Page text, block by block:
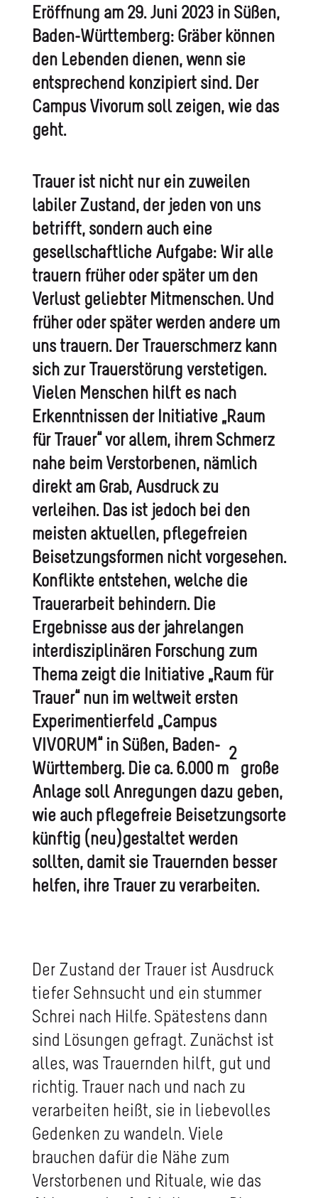
Eröffnung am 29. Juni 2023 in Süßen,
Baden-Württemberg: Gräber können
den Lebenden dienen, wenn sie
entsprechend konzipiert sind. Der
Campus Vivorum soll zeigen, wie das
geht.
Trauer ist nicht nur ein zuweilen
labiler Zustand, der jeden von uns
betrifft, sondern auch eine
gesellschaftliche Aufgabe: Wir alle
trauern früher oder später um den
Verlust geliebter Mitmenschen. Und
früher oder später werden andere um
uns trauern. Der Trauerschmerz kann
sich zur Trauerstörung verstetigen.
Vielen Menschen hilft es nach
Erkenntnissen der Initiative „Raum
für Trauer“ vor allem, ihrem Schmerz
nahe beim Verstorbenen, nämlich
direkt am Grab, Ausdruck zu
verleihen. Das ist jedoch bei den
meisten aktuellen, pflegefreien
Beisetzungsformen nicht vorgesehen.
Konflikte entstehen, welche die
Trauerarbeit behindern. Die
Ergebnisse aus der jahrelangen
interdisziplinären Forschung zum
Thema zeigt die Initiative „Raum für
Trauer“ nun im weltweit ersten
Experimentierfeld „Campus
VIVORUM“ in Süßen, Baden-
Württemberg. Die ca. 6.000 m
2
große
Anlage soll Anregungen dazu geben,
wie auch pflegefreie Beisetzungsorte
künftig (neu)gestaltet werden
sollten, damit sie Trauernden besser
helfen, ihre Trauer zu verarbeiten.
Der Zustand der Trauer ist Ausdruck
tiefer Sehnsucht und ein stummer
Schrei nach Hilfe. Spätestens dann
sind Lösungen gefragt. Zunächst ist
alles, was Trauernden hilft, gut und
richtig. Trauer nach und nach zu
verarbeiten heißt, sie in liebevolles
Gedenken zu wandeln. Viele
brauchen dafür die Nähe zum
Verstorbenen und Rituale, wie das